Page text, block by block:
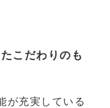
こだわりのも
が充実している